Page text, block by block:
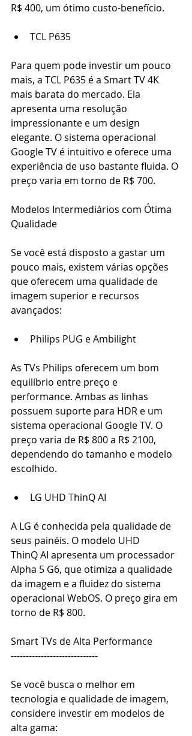
R$ 400, um ótimo custo-benefício.
TCL P635
Para quem pode investir um pouco
mais, a TCL P635 é a Smart TV 4K
mais barata do mercado. Ela
apresenta uma resolução
impressionante e um design
elegante. O sistema operacional
Google TV é intuitivo e oferece uma
experiência de uso bastante fluida. O
preço varia em torno de R$ 700.
Modelos Intermediários com Ótima
Qualidade
Se você está disposto a gastar um
pouco mais, existem várias opções
que oferecem uma qualidade de
imagem superior e recursos
avançados:
Philips PUG e Ambilight
As TVs Philips oferecem um bom
equilíbrio entre preço e
performance. Ambas as linhas
possuem suporte para HDR e um
sistema operacional Google TV. O
preço varia de R$ 800 a R$ 2100,
dependendo do tamanho e modelo
escolhido.
LG UHD ThinQ AI
A LG é conhecida pela qualidade de
seus painéis. O modelo UHD
ThinQ AI apresenta um processador
Alpha 5 G6, que otimiza a qualidade
da imagem e a fluidez do sistema
operacional WebOS. O preço gira em
torno de R$ 800.
Smart TVs de Alta Performance
-----------------------------
Se você busca o melhor em
tecnologia e qualidade de imagem,
considere investir em modelos de
alta gama: